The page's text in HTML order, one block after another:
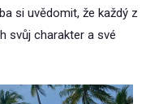
si uvědomit, že každý z
svůj charakter a své